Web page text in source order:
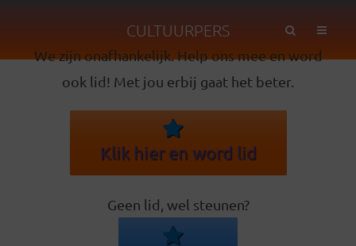
CULTUURPERS
We zijn onafhankelijk. Help ons mee en word
ook lid! Met jou erbij gaat het beter.
Klik hier en word lid
Geen lid, wel steunen?